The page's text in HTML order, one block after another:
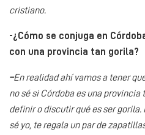
cristiano.
-¿Cómo se conjuga en
con una provincia tan gorila?
–En realidad ahí vamos a tener
no sé si Córdoba es una provincia
definir o discutir qué es ser gorila.
sé yo, te regala un par de